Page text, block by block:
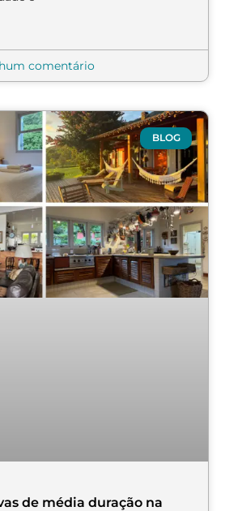
comentário
BLOG
de média duração na